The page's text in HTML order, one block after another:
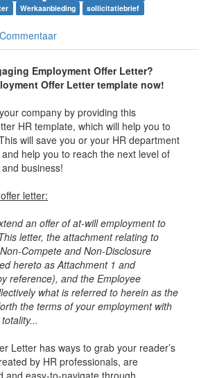
Werkaanbieding sollicitatiebrief
Commentaar
Employment Offer Letter?
Offer Lettertemplate now!
company by providing this
HR template, which will help you to
will save you or your HR department
help you to reach the next level of
business!
letter:
an offer of at-will employment to
letter, the attachment relating to
Compete and Non-Disclosure
hereto as Attachment 1 and
reference), and the Employee
what is referred to herein as the
the terms of your employment with
Letter has ways to grab your reader’s
by HR professionals, are
and easy-to-navigate through.